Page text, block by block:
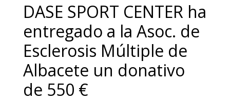
DASE SPORT CENTER ha
entregado a la Asoc. de
Esclerosis Múltiple de
Albacete un donativo
de 550 €